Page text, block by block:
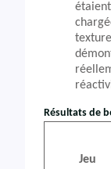
Résultats de
Jeu